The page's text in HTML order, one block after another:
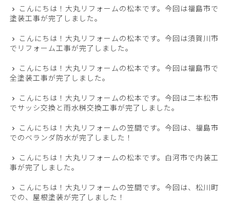
こんにちは！大丸リフォームの松本です。今回は福島市で
塗装工事が完了しました。
こんにちは！大丸リフォームの松本です。今回は須賀川市
でリフォーム工事が完了しました。
こんにちは！大丸リフォームの松本です。今回は福島市で
全塗装工事が完了しました。
こんにちは！大丸リフォームの松本です。今回は二本松市
でサッシ交換と雨水桝交換工事が完了しました。
こんにちは！大丸リフォームの笠間です。今回は、福島市
でのベランダ防水が完了しました！
こんにちは！大丸リフォームの松本です。白河市で内装工
事が完了しました。
こんにちは！大丸リフォームの笠間です。今回は、松川町
での、屋根塗装が完了しました！